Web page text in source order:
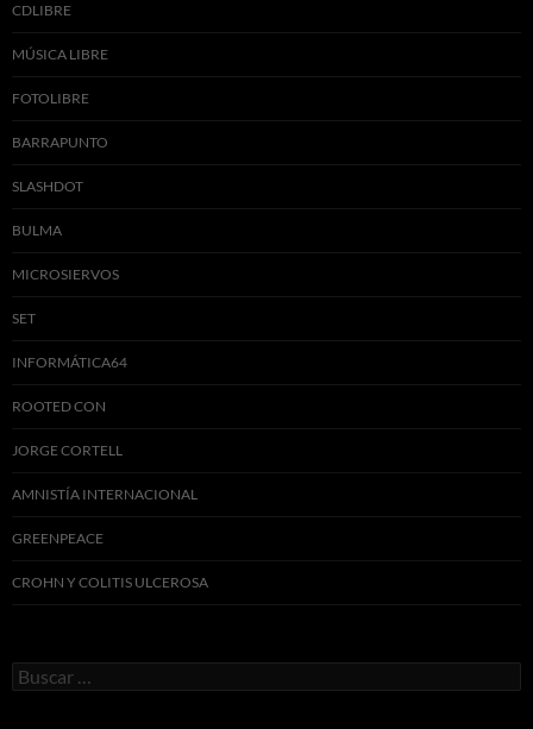
CDLIBRE
MÚSICA LIBRE
FOTOLIBRE
BARRAPUNTO
SLASHDOT
BULMA
MICROSIERVOS
SET
INFORMÁTICA64
ROOTED CON
JORGE CORTELL
AMNISTÍA INTERNACIONAL
GREENPEACE
CROHN Y COLITIS ULCEROSA
Buscar: